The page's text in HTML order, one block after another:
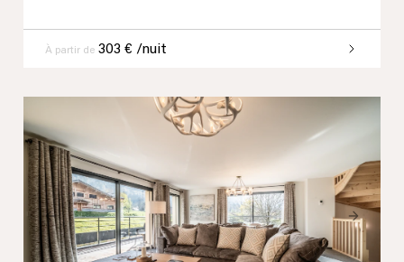
À partir de 303 € /nuit
Previous Next